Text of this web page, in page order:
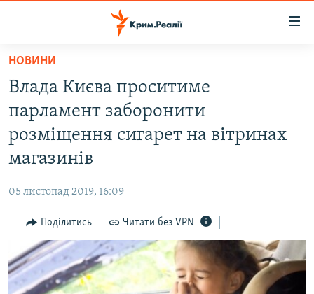
Перейти
основного
матеріалу
Перейти
до
основної
Перейти
пошуку
ВОДА.КРИМ
ВІДЕО ТА ФОТО
ІНТЕРВ'Ю
ВСЕ ЗА ДЕНЬ
СПЕЦПРОЕКТИ
НОВИНИ
Влада Києва проситиме
парламент заборонити
розміщення сигарет на вітринах
магазинів
05 листопад 2019, 16:09
Поділитись Читати без VPN